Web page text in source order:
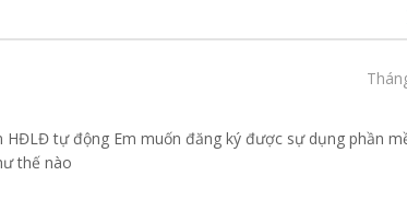
tự động Em muốn đăng ký được sự dụng phần
thế nào